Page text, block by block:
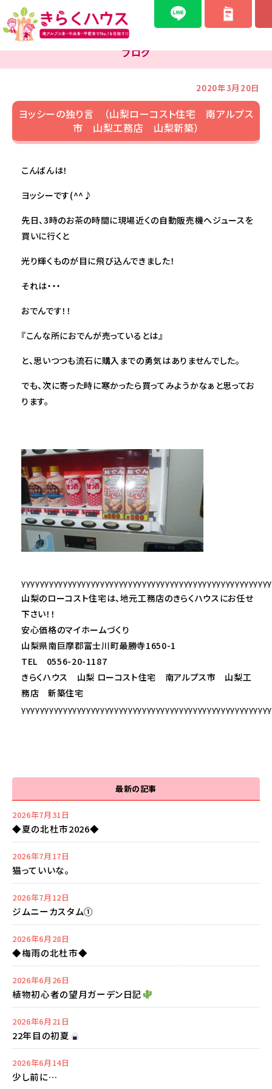
ブログ
2020年3月20日
ヨッシーの独り言 （山梨ローコスト住宅 南アルプス
市 山梨工務店 山梨新築）
こんばんは！
ヨッシーです(^^♪
先日、3時のお茶の時間に現場近くの自動販売機へジュースを
買いに行くと
光り輝くものが目に飛び込んできました！
それは・・・
おでんです！！
『こんな所におでんが売っているとは』
と、思いつつも流石に購入までの勇気はありませんでした。
でも、次に寄った時に寒かったら買ってみようかなぁと思ってお
ります。
山梨のローコスト住宅は、地元工務店のきらくハウスにお任せ
下さい！！
安心価格のマイホームづくり
山梨県南巨摩郡富士川町最勝寺1650-1
TEL 0556-20-1187
きらくハウス 山梨 ローコスト住宅 南アルプス市 山梨工
務店 新築住宅
最新の記事
2026年7月31日
◆夏の北杜市2026◆
2026年7月17日
猫っていいな。
2026年7月12日
ジムニーカスタム①
2026年6月28日
◆梅雨の北杜市◆
2026年6月26日
植物初心者の望月ガーデン日記
2026年6月21日
22年目の初夏
2026年6月14日
少し前に…